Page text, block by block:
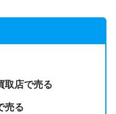
取店で売る
売る